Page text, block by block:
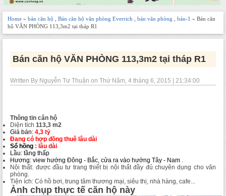
Home » bán căn hộ Bán căn hộ văn phòng Everrich bán văn phòng bán-1 » Bán căn
hộ VĂN PHÒNG 113,3m2 tại tháp R1
Bán căn hộ VĂN PHÒNG 113,3m2 tại tháp R1
Written By Nguyễn Tư Thuận on Thứ Năm, 4 tháng 6, 2015 | 21:34:00
Thông tin căn hộ
Diện tích 113,3 m2
Giá bán: 4,3 tỷ
Đang có hợp đồng thuê lâu dài
Sổ hồng : lâu dài
Lầu: tầng thấp
Hương: view hướng Đông - Bắc, cửa ra vào hướng Tây - Nam .
Nội thất: được đầu tư trang thiết bị nội thất đầy đủ chuyên dụng cho văn
phòng.
Tiện ích: Có hồ bơi, trung tâm thương mại, siêu thị, nhà hàng, cafe...
Ảnh chụp thực tế căn hộ này